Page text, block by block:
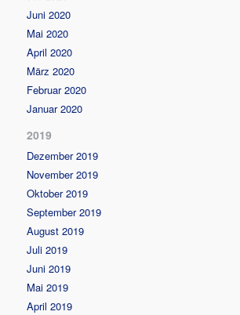
Juni 2020
Mai 2020
April 2020
März 2020
Februar 2020
Januar 2020
2019
Dezember 2019
November 2019
Oktober 2019
September 2019
August 2019
Juli 2019
Juni 2019
Mai 2019
April 2019